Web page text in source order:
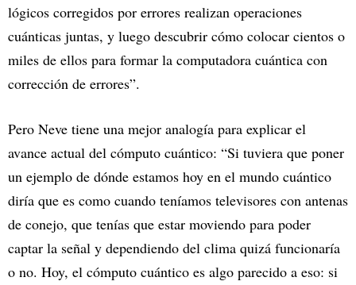
lógicos corregidos por errores realizan operaciones
cuánticas juntas, y luego descubrir cómo colocar cientos o
miles de ellos para formar la computadora cuántica con
corrección de errores”.
Pero Neve tiene una mejor analogía para explicar el
avance actual del cómputo cuántico: “Si tuviera que poner
un ejemplo de dónde estamos hoy en el mundo cuántico
diría que es como cuando teníamos televisores con antenas
de conejo, que tenías que estar moviendo para poder
captar la señal y dependiendo del clima quizá funcionaría
o no. Hoy, el cómputo cuántico es algo parecido a eso: si